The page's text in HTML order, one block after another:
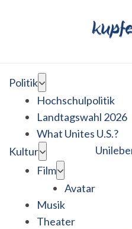
Politik
Hochschulpolitik
Landtagswahl 2026
What Unites U.S.?
Kultur
Film
Avatar
Musik
Theater